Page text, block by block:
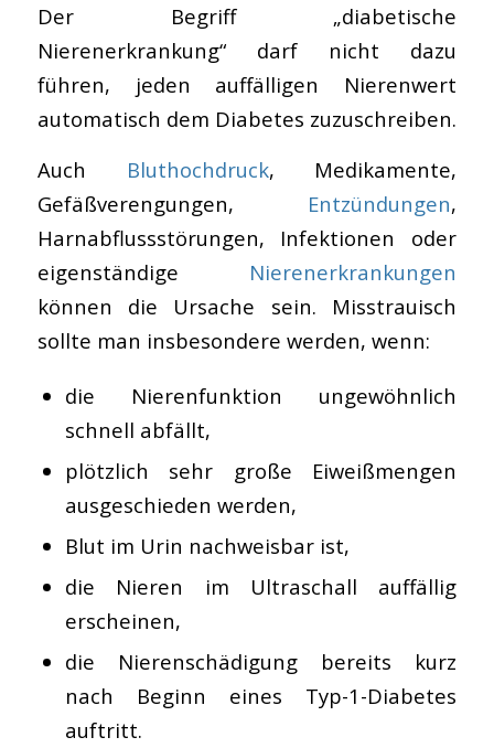
Der Begriff „diabetische
Nierenerkrankung“ darf nicht dazu
führen, jeden auffälligen Nierenwert
automatisch dem Diabetes zuzuschreiben.
Auch Bluthochdruck, Medikamente,
Gefäßverengungen, Entzündungen,
Harnabflussstörungen, Infektionen oder
eigenständige Nierenerkrankungen
können die Ursache sein. Misstrauisch
sollte man insbesondere werden, wenn:
die Nierenfunktion ungewöhnlich
schnell abfällt,
plötzlich sehr große Eiweißmengen
ausgeschieden werden,
Blut im Urin nachweisbar ist,
die Nieren im Ultraschall auffällig
erscheinen,
die Nierenschädigung bereits kurz
nach Beginn eines Typ-1-Diabetes
auftritt.